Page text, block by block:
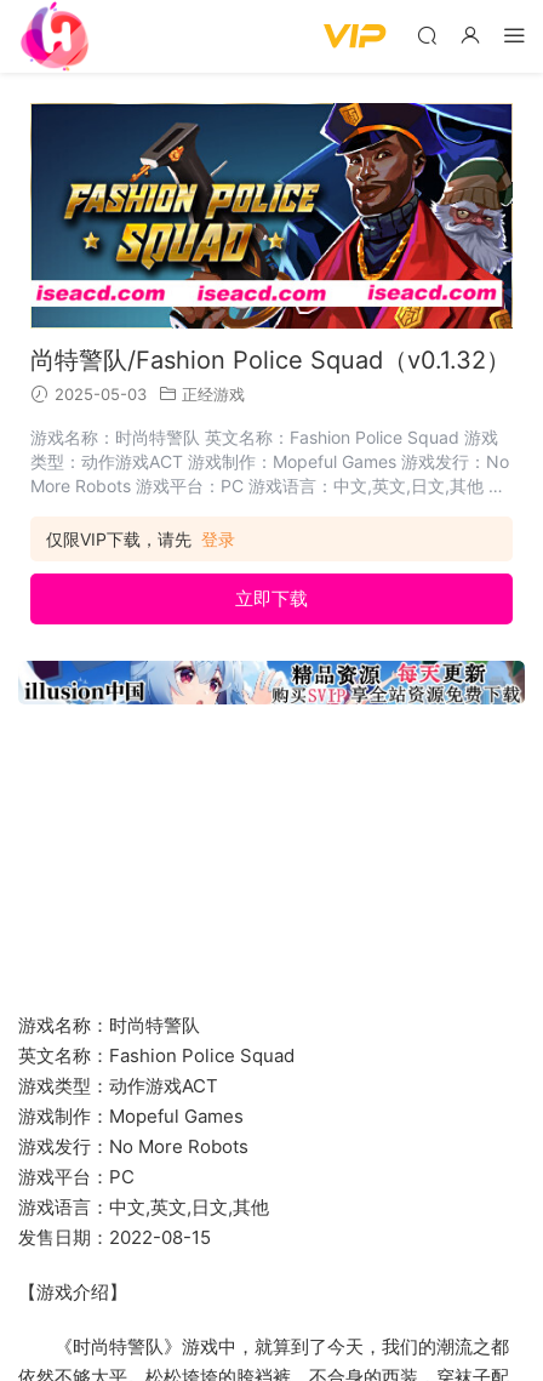
尚特警队/Fashion Police Squad（v0.1.32）
2025-05-03 正经游戏
游戏名称：时尚特警队 英文名称：Fashion Police Squad 游戏
类型：动作游戏ACT 游戏制作：Mopeful Games 游戏发行：No
More Robots 游戏平台：PC 游戏语言：中文,英文,日文,其他 发
中，就算到了今天，我们的潮流之都依然不够太平。松松垮垮的
仅限VIP下载，请先 登录
立即下载
游戏名称：时尚特警队
英文名称：Fashion Police Squad
游戏类型：动作游戏ACT
游戏制作：Mopeful Games
游戏发行：No More Robots
游戏平台：PC
游戏语言：中文,英文,日文,其他
发售日期：2022-08-15
【游戏介绍】
《时尚特警队》游戏中，就算到了今天，我们的潮流之都